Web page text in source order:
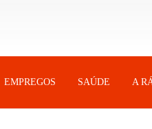
EMPREGOS SAÚDE A